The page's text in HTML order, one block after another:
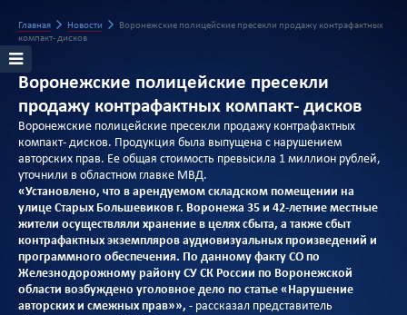
Главная Новости
Воронежские полицейские пресекли продажу контрафактных
компакт- дисков
Воронежские полицейские пресекли
продажу контрафактных компакт- дисков
Воронежские полицейские пресекли продажу контрафактных
компакт- дисков. Продукция была выпущена с нарушением
авторских прав. Ее общая стоимость превысила 1 миллион рублей,
уточнили в областном главке МВД.
«Установлено, что в арендуемом складском помещении на
улице Старых Большевиков г. Воронежа 35 и 42-летние местные
жители осуществляли хранение в целях сбыта, а также сбыт
контрафактных экземпляров аудиовизуальных произведений и
программного обеспечения. По данному факту СО по
Железнодорожному району СУ СК России по Воронежской
области возбуждено уголовное дело по статье «Нарушение
авторских и смежных прав»», - рассказал представитель